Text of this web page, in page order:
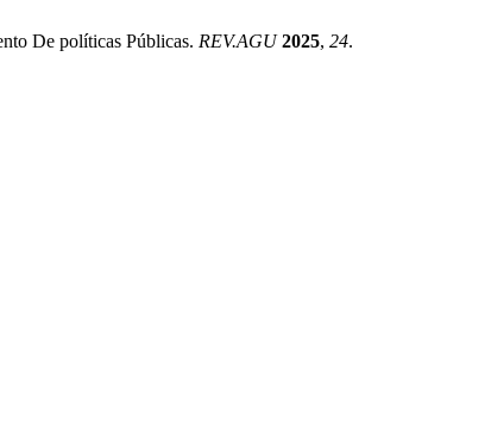
De políticas Públicas. REV.AGU 2025, 24.